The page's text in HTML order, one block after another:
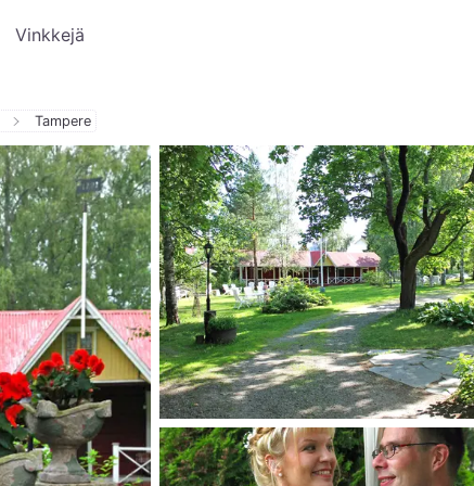
Vinkkejä
Tampere